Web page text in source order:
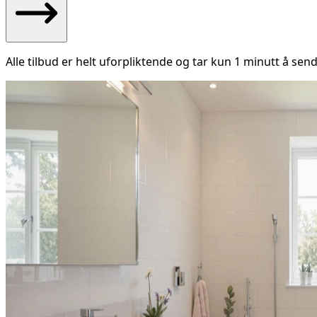
Alle tilbud er helt uforpliktende og tar kun 1 minutt å